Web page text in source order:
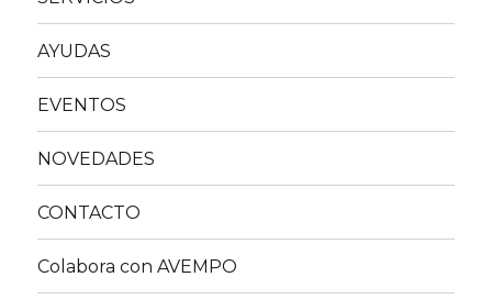
AYUDAS
EVENTOS
NOVEDADES
CONTACTO
Colabora con AVEMPO